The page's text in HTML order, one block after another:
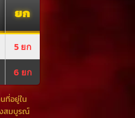
ยก
5 ยก
6 ยก
ที่อยู่ใน
งสมบูรณ์